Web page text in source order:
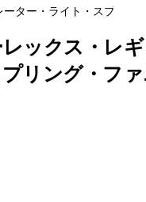
ター・ライト・スプリン
ックス・レ
リング・フ